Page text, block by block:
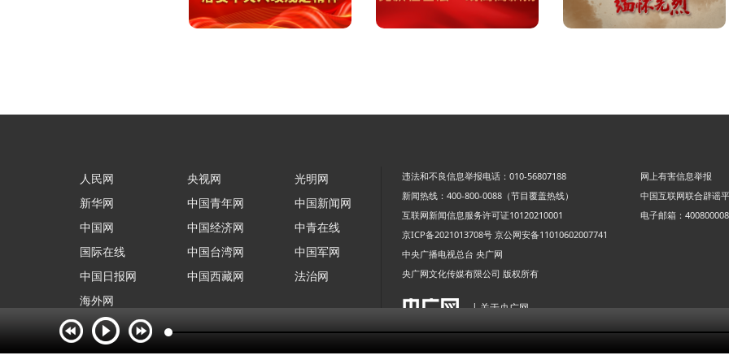
人民网
新华网
中国网
国际在线
中国日报网
海外网
央视网
中国青年网
中国经济网
中国台湾网
中国西藏网
光明网
中国新闻网
中青在线
中国军网
法治网
违法和不良信息举报电话：010-56807188
网上有害信息举报
新闻热线：400-800-0088（节目覆盖热线）
中国互联网联合辟谣
互联网新闻信息服务许可证10120210001
电子邮箱：
京ICP备2021013708号 京公网安备11010602007741
中央广播电视总台 央广网
央广网文化传媒有限公司 版权所有
| 关于央广网